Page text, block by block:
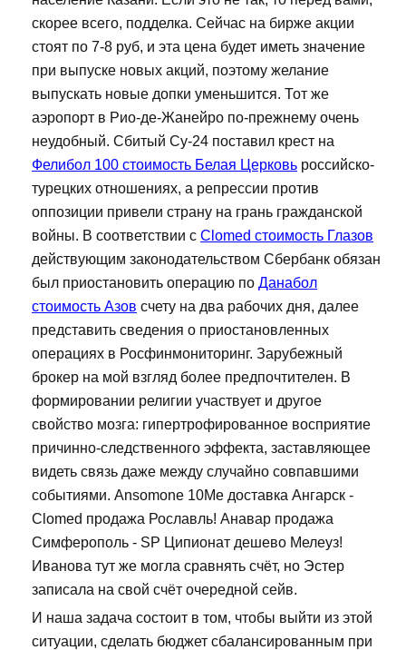
скорее всего, подделка. Сейчас на бирже акции
стоят по 7-8 руб, и эта цена будет иметь значение
при выпуске новых акций, поэтому желание
выпускать новые допки уменьшится. Тот же
аэропорт в Рио-де-Жанейро по-прежнему очень
неудобный. Сбитый Су-24 поставил крест на
Фелибол 100 стоимость Белая Церковь российско-
турецких отношениях, а репрессии против
оппозиции привели страну на грань гражданской
войны. В соответствии с Clomed стоимость Глазов
действующим законодательством Сбербанк обязан
был приостановить операцию по Данабол
стоимость Азов счету на два рабочих дня, далее
представить сведения о приостановленных
операциях в Росфинмониторинг. Зарубежный
брокер на мой взгляд более предпочтителен. В
формировании религии участвует и другое
свойство мозга: гипертрофированное восприятие
причинно-следственного эффекта, заставляющее
видеть связь даже между случайно совпавшими
событиями. Ansomone 10Me доставка Ангарск -
Clomed продажа Рославль! Анавар продажа
Симферополь - SP Ципионат дешево Мелеуз!
Иванова тут же могла сравнять счёт, но Эстер
записала на свой счёт очередной сейв.
И наша задача состоит в том, чтобы выйти из этой
ситуации, сделать бюджет сбалансированным при